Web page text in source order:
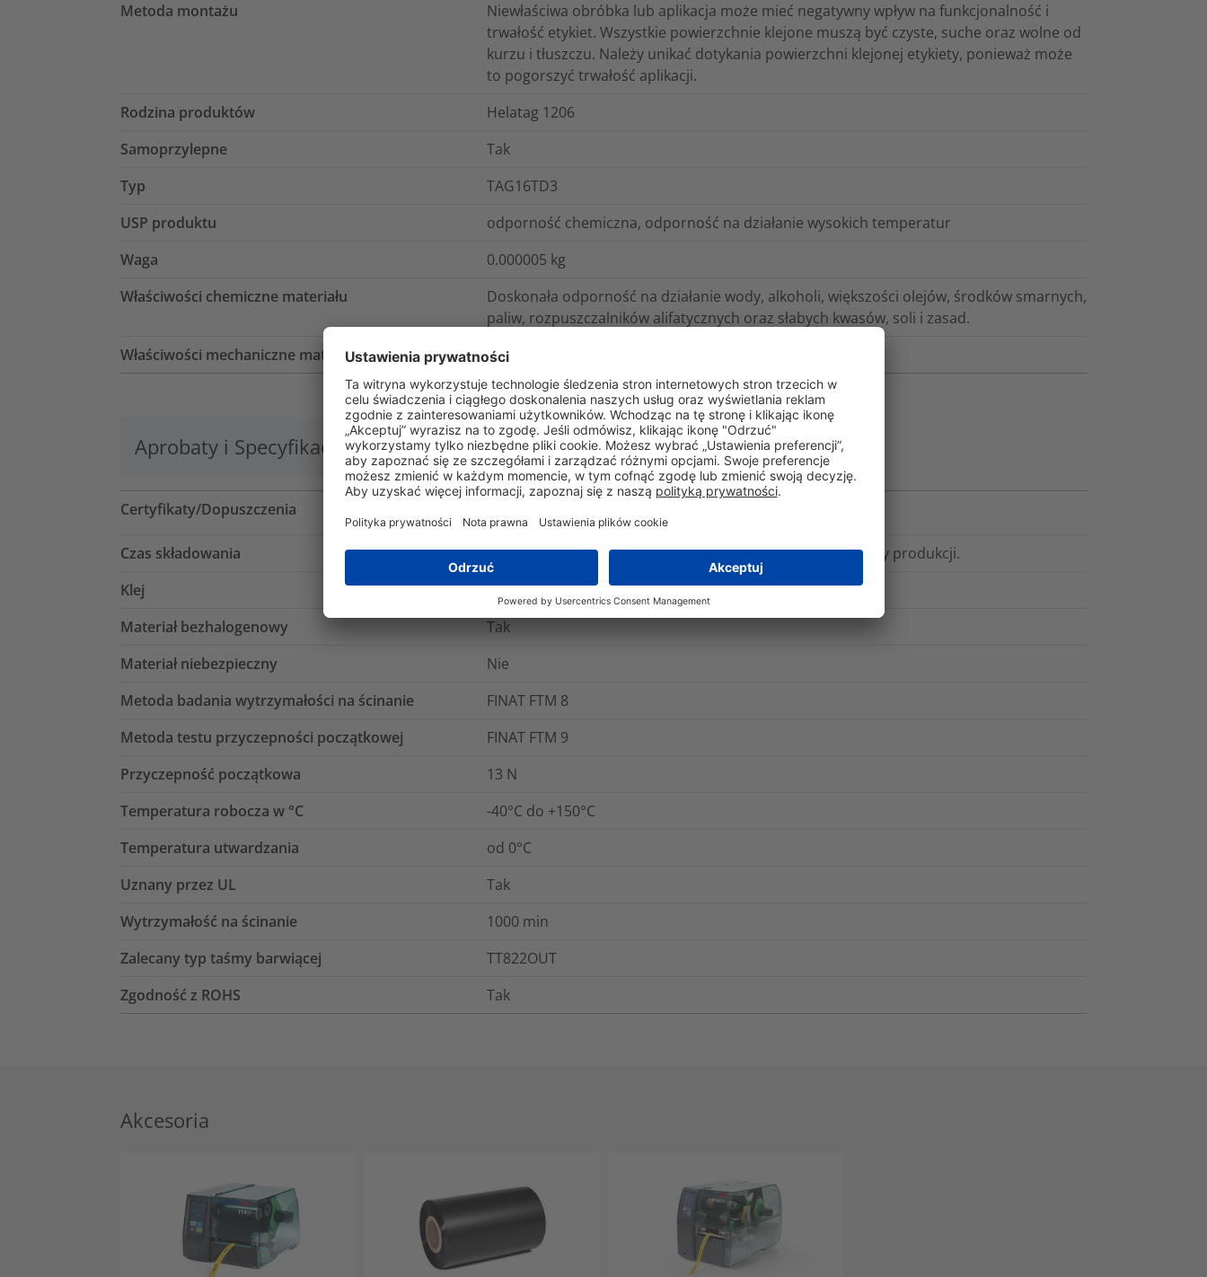
Metoda montażu
Niewłaściwa obróbka lub aplikacja może mieć negatywny wpływ na funkcjonalność i
trwałość etykiet. Wszystkie powierzchnie klejone muszą być czyste, suche oraz wolne od
kurzu i tłuszczu. Należy unikać dotykania powierzchni klejonej etykiety, ponieważ może
to pogorszyć trwałość aplikacji.
Rodzina produktów
Helatag 1206
Samoprzylepne
Tak
Typ
TAG16TD3
USP produktu
odporność chemiczna, odporność na działanie wysokich temperatur
Waga
0.000005 kg
Właściwości chemiczne materiału
Doskonała odporność na działanie wody, alkoholi, większości olejów, środków smarnych,
paliw, rozpuszczalników alifatycznych oraz słabych kwasów, soli i zasad.
Właściwości mechaniczne materiału
Klej przeznaczony do powierzchni trudnych.
Aprobaty i Specyfikacje Logistyka i opakowania Więcej informacji
Certyfikaty/Dopuszczenia
Czas składowania
Minimum 1 rok po otrzymaniu / maksymalnie 4 lata od daty produkcji.
Klej
Akrylan
Materiał bezhalogenowy
Tak
Materiał niebezpieczny
Nie
Metoda badania wytrzymałości na ścinanie
FINAT FTM 8
Metoda testu przyczepności początkowej
FINAT FTM 9
Przyczepność początkowa
13 N
Temperatura robocza w °C
-40°C do +150°C
Temperatura utwardzania
od 0°C
Uznany przez UL
Tak
Wytrzymałość na ścinanie
1000 min
Zalecany typ taśmy barwiącej
TT822OUT
Zgodność z ROHS
Tak
Akcesoria